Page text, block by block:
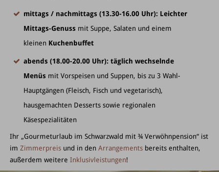
mittags / nachmittags (13.30-16.00 Uhr): Leichter
Mittags-Genuss mit Suppe, Salaten und einem
kleinen Kuchenbuffet
abends (18.00-20.00 Uhr): täglich wechselnde
Menüs mit Vorspeisen und Suppen, bis zu 3 Wahl-
Hauptgängen (Fleisch, Fisch und vegetarisch),
hausgemachten Desserts sowie regionalen
Käsespezialitäten
Ihr „Gourmeturlaub im Schwarzwald mit ¾ Verwöhnpension“ ist
im Zimmerpreis und in den Arrangements bereits enthalten,
außerdem weitere Inklusivleistungen!